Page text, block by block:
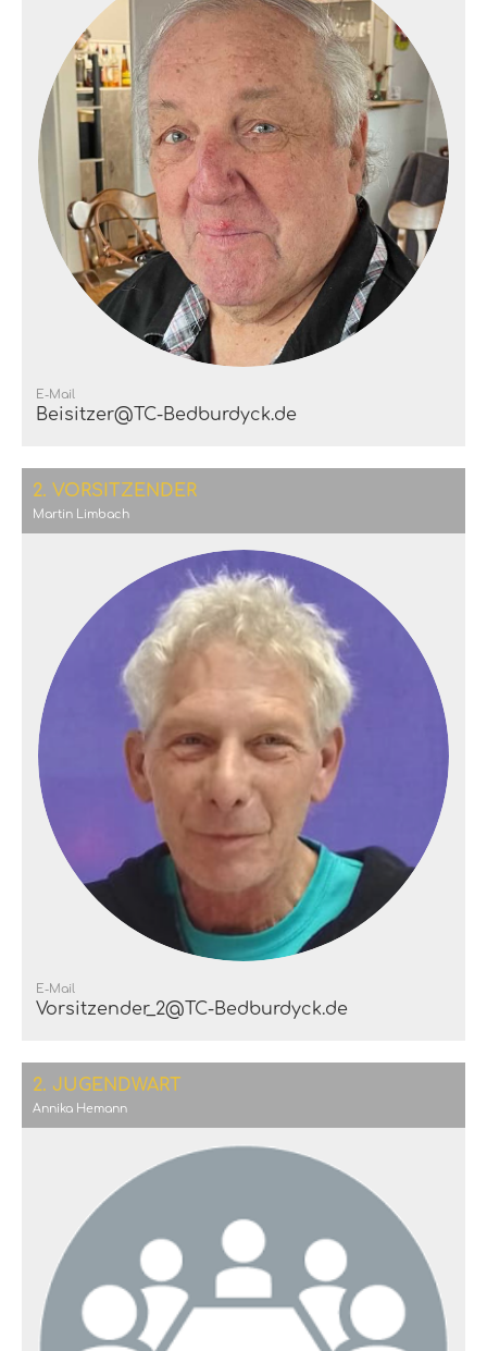
E-Mail
Beisitzer@TC-Bedburdyck.de
2. VORSITZENDER
Martin Limbach
E-Mail
Vorsitzender_2@TC-Bedburdyck.de
2. JUGENDWART
Annika Hemann